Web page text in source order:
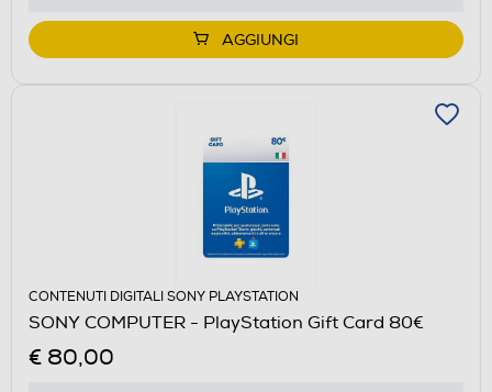
AGGIUNGI
CONTENUTI DIGITALI SONY PLAYSTATION
SONY COMPUTER - PlayStation Gift Card 80€
€ 80,00